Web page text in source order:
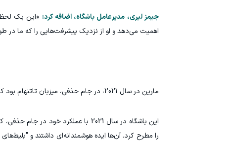
جیمز لیری، مدیرعامل باشگاه، اضافه کرد: «این یک
اهمیت می‌دهد و او از نزدیک پیشرفت‌هایی را که ما در
مارین در سال 2021، در جام حذفی، میزبان تاتنهام بود که در آن زمان توسط ژوزه مورینیو هدایت می‌شد.
این باشگاه در سال 2021 با عملکرد